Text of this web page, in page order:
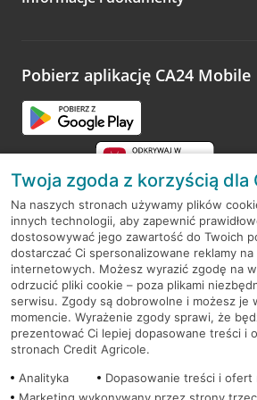
opinie.
Pobierz aplikację CA24 Mobile
RODO
Regulamin serwisu
Mapa serwisu
PolitykaCookies
Twoja zgoda z korzyścią dla
Na naszych stronach używamy plików
innych technologii, aby zapewnić
dostosowywać jego zawartość do Twoich
dostarczać Ci spersonalizowane reklamy
internetowych. Możesz wyrazić zgodę na
odrzucić pliki cookie – poza plikami
serwisu. Zgody są dobrowolne i możesz je
momencie. Wyrażenie zgody sprawi, że
prezentować Ci lepiej dopasowane treści i
stronach Credit Agricole.
Analityka
Dopasowanie treści i ofert